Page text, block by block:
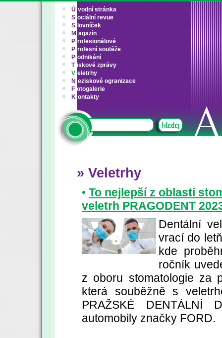
Ú vodní stránka
S ociální revue
S lovníček
M agazín
P rofesionálové
P rofesní soutěže
P odnikání
T iskové zprávy
V eletrhy
N eziskové ogranizace
F otogalerie
K ontakty
» Veletrhy
• To nejlepší z oblasti
veletrh PRAGODENT
Dentální
vrací do
kde
ročník
z oboru stomatologie za
která souběžně s
PRAŽSKÉ DENTÁLNÍ
automobily značky FORD.